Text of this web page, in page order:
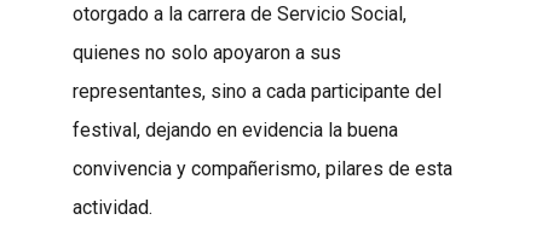
otorgado a la carrera de Servicio Social,
quienes no solo apoyaron a sus
representantes, sino a cada participante del
festival, dejando en evidencia la buena
convivencia y compañerismo, pilares de esta
actividad.